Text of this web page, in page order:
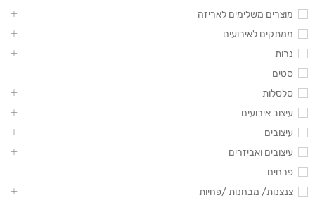
מוצרים משלימים לאריזה
ממתקים לאירועים
נרות
סטים
סלסלות
עיצוב אירועים
עיצובים
עיצובים ואביזרים
פרחים
צנצנות/ מבחנות /פחיות